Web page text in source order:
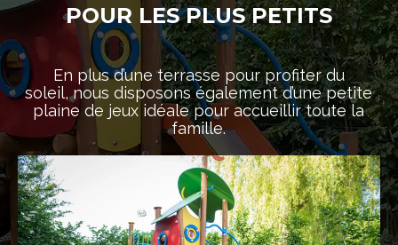
POUR LES PLUS PETITS
En plus d’une terrasse pour profiter du
soleil, nous disposons également d’une petite
plaine de jeux idéale pour accueillir toute la
famille.